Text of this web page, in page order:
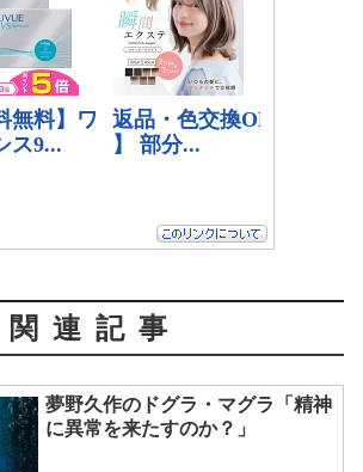
関連記事
夢野久作のドグラ・マグラ「精神
に異常を来たすのか？」